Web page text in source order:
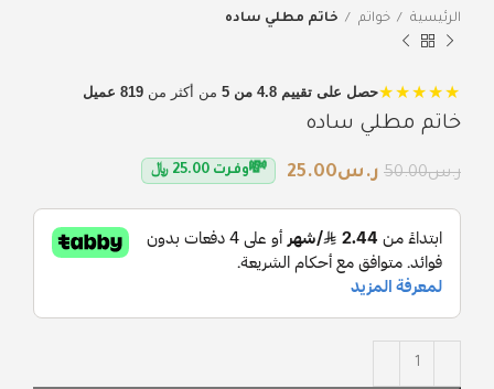
الرئيسية خواتم خاتم مطلي ساده
★★★★★حصل على تقييم 4.8 من 5 من أكثر من 819 عميل
خاتم مطلي ساده
ر.س50.00 ر.س25.00
💸وفرت 25.00 ﷼